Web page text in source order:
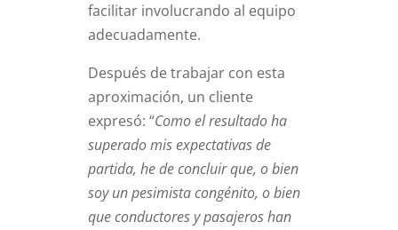
facilitar involucrando al equipo
adecuadamente.
Después de trabajar con esta
aproximación, un cliente
expresó: “Como el resultado ha
superado mis expectativas de
partida, he de concluir que, o bien
soy un pesimista congénito, o bien
que conductores y pasajeros han